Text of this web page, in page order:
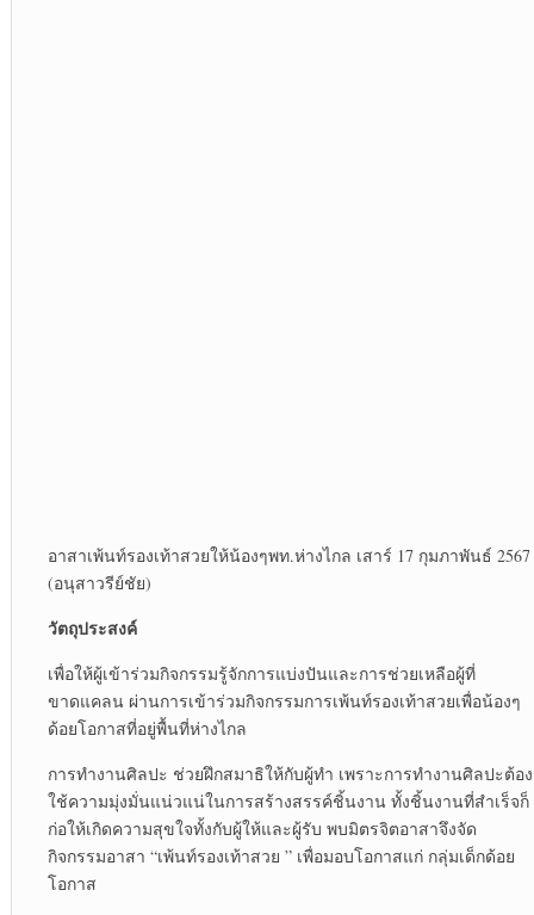
อาสาเพ้นท์รองเท้าสวยให้น้องๆพท.ห่างไกล เสาร์ 17 กุมภาพันธ์ 2567
(อนุสาวรีย์ชัย)
วัตถุประสงค์
เพื่อให้ผู้เข้าร่วมกิจกรรมรู้จักการแบ่งปันและการช่วยเหลือผู้ที่
ขาดแคลน ผ่านการเข้าร่วมกิจกรรมการเพ้นท์รองเท้าสวยเพื่อน้องๆ
ด้อยโอกาสที่อยู่พื้นที่ห่างไกล
การทำงานศิลปะ ช่วยฝึกสมาธิให้กับผู้ทำ เพราะการทำงานศิลปะต้อง
ใช้ความมุ่งมั่นแน่วแน่ในการสร้างสรรค์ชิ้นงาน ทั้งชิ้นงานที่สำเร็จก็
ก่อให้เกิดความสุขใจทั้งกับผู้ให้และผู้รับ พบมิตรจิตอาสาจึงจัด
กิจกรรมอาสา “เพ้นท์รองเท้าสวย ” เพื่อมอบโอกาสแก่ กลุ่มเด็กด้อย
โอกาส